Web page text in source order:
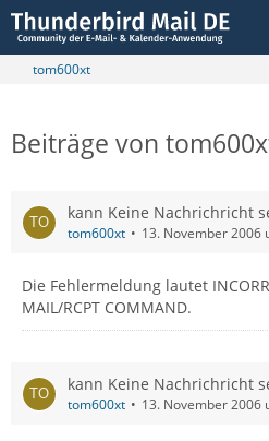
tom600xt
Beiträge von
kann Keine Nachrichricht
tom600xt 13. November 2006
Die Fehlermeldung lautet
MAIL/RCPT COMMAND.
kann Keine Nachrichricht
tom600xt 13. November 2006